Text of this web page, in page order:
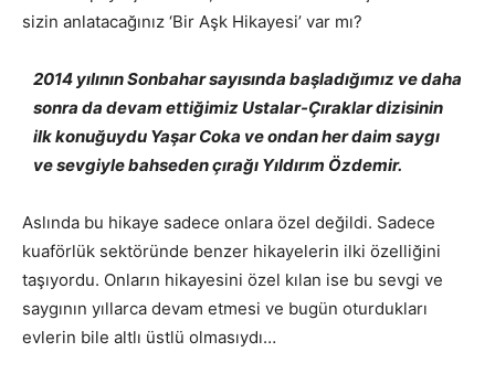
sizin anlatacağınız ‘Bir Aşk Hikayesi’ var mı?
2014 yılının Sonbahar sayısında başladığımız ve daha
sonra da devam ettiğimiz Ustalar-Çıraklar dizisinin
ilk konuğuydu Yaşar Coka ve ondan her daim saygı
ve sevgiyle bahseden çırağı Yıldırım Özdemir.
Aslında bu hikaye sadece onlara özel değildi. Sadece
kuaförlük sektöründe benzer hikayelerin ilki özelliğini
taşıyordu. Onların hikayesini özel kılan ise bu sevgi ve
saygının yıllarca devam etmesi ve bugün oturdukları
evlerin bile altlı üstlü olmasıydı…